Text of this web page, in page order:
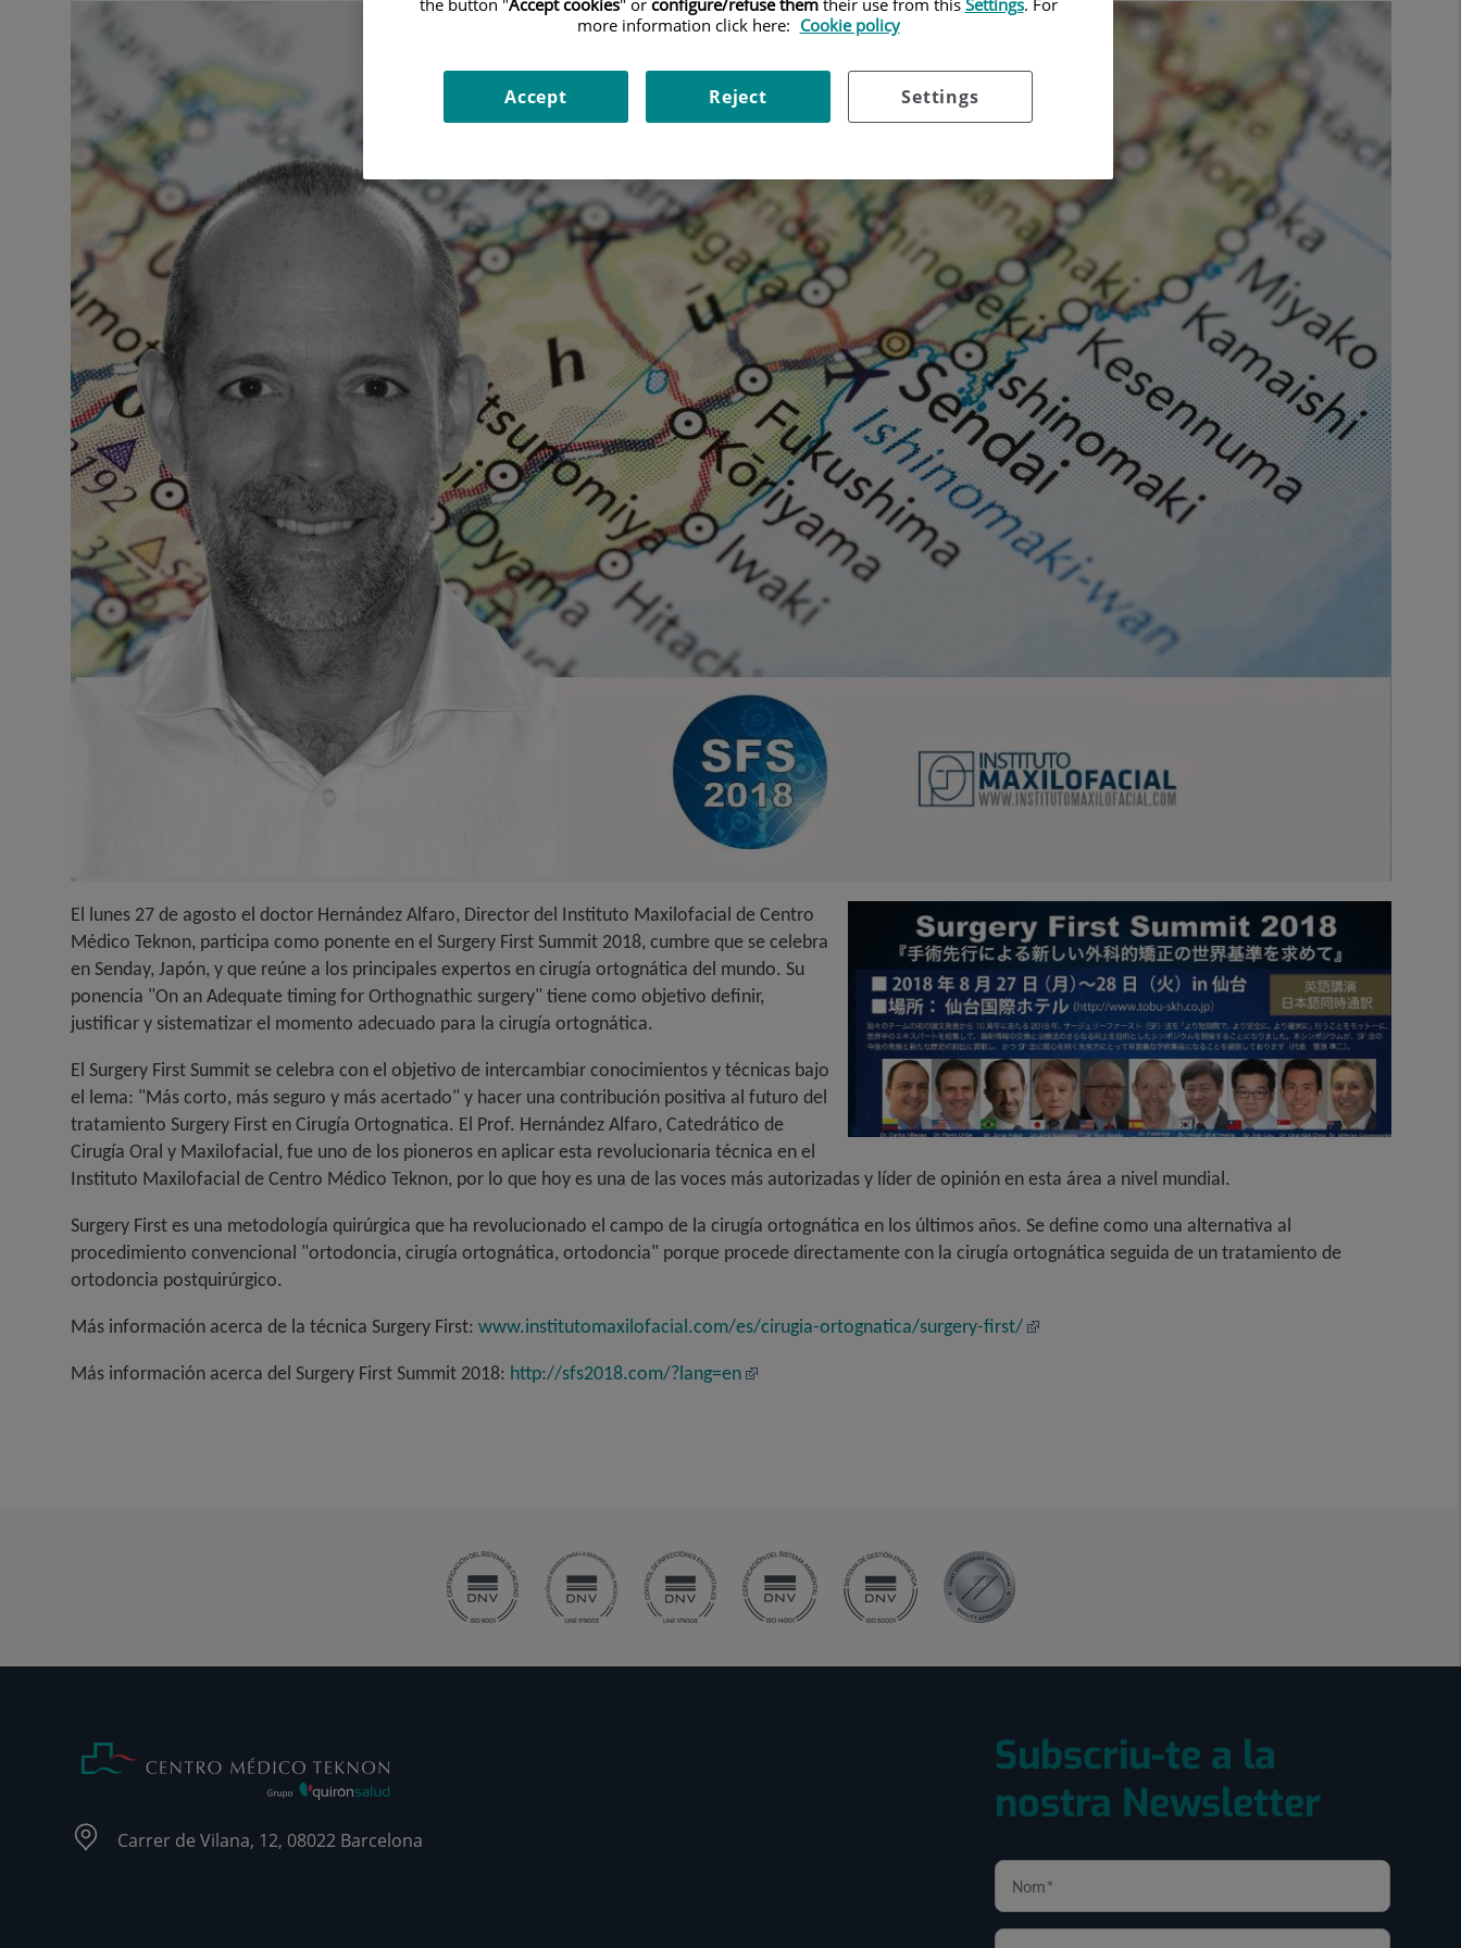
El lunes 27 de agosto el doctor Hernández Alfaro, Director del Instituto Maxilofacial de Centro
Médico Teknon,participa como ponente en el Surgery First Summit 2018, cumbre que se celebra
en Senday, Japón, y que reúne a los principales expertos en cirugía ortognática del mundo. Su
ponencia "On an Adequate timing for Orthognathic surgery" tiene como objetivo definir,
justificar y sistematizar el momento adecuado para la cirugía ortognática.
El Surgery First Summit se celebra con el objetivo de intercambiar conocimientos y técnicas bajo
el lema: "Más corto, más seguro y más acertado" y hacer una contribución positiva al futuro del
tratamiento Surgery First en Cirugía Ortognatica. El Prof. Hernández Alfaro, Catedrático de
Cirugía Oral y Maxilofacial, fue uno de los pioneros en aplicar esta revolucionaria técnica en el
Instituto Maxilofacial de Centro Médico Teknon, por lo que hoy es una de las voces más autorizadas y líder de opinión en esta área a nivel mundial.
Surgery First es una metodología quirúrgica que ha revolucionado el campo de la cirugía ortognática en los últimos años. Se define como una alternativa al
procedimiento convencional "ortodoncia, cirugía ortognática, ortodoncia" porque procede directamente con la cirugía ortognática seguida de un tratamiento de
ortodoncia postquirúrgico.
Más información acerca de la técnica Surgery First: www.institutomaxilofacial.com/es/cirugia-ortognatica/surgery-first/
Más información acerca del Surgery First Summit 2018: http://sfs2018.com/?lang=en
Carrer de Vilana, 12, 08022 Barcelona
Subscriu-te a la
nostra Newsletter
the button "Accept cookies" or configure/refuse themtheir use from this Settings. For
more information click here: Cookie policy
Settings
Reject
Accept